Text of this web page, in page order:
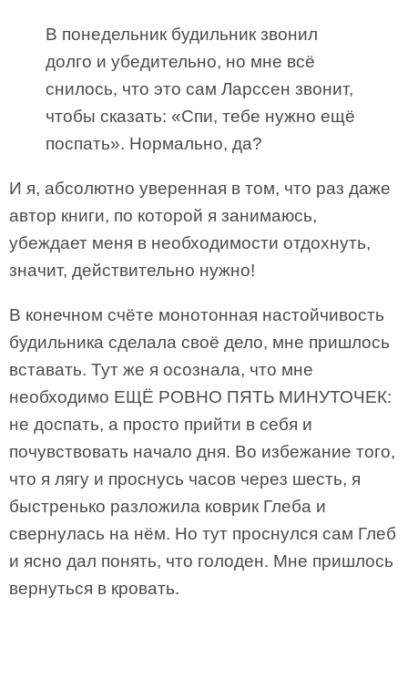
В понедельник будильник звонил
долго и убедительно, но мне всё
снилось, что это сам Ларссен звонит,
чтобы сказать: «Спи, тебе нужно ещё
поспать». Нормально, да?
И я, абсолютно уверенная в том, что раз даже
автор книги, по которой я занимаюсь,
убеждает меня в необходимости отдохнуть,
значит, действительно нужно!
В конечном счёте монотонная настойчивость
будильника сделала своё дело, мне пришлось
вставать. Тут же я осознала, что мне
необходимо ЕЩЁ РОВНО ПЯТЬ МИНУТОЧЕК:
не доспать, а просто прийти в себя и
почувствовать начало дня. Во избежание того,
что я лягу и проснусь часов через шесть, я
быстренько разложила коврик Глеба и
свернулась на нём. Но тут проснулся сам Глеб
и ясно дал понять, что голоден. Мне пришлось
вернуться в кровать.